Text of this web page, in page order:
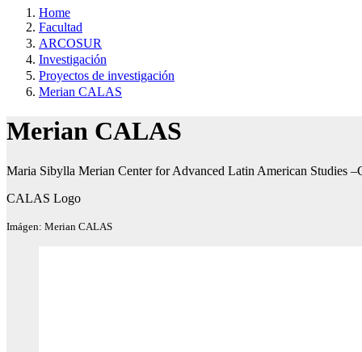
Home
Facultad
ARCOSUR
Investigación
Proyectos de investigación
Merian CALAS
Merian CALAS
Maria Sibylla Merian Center for Advanced Latin American Studies
CALAS Logo
Imágen: Merian CALAS